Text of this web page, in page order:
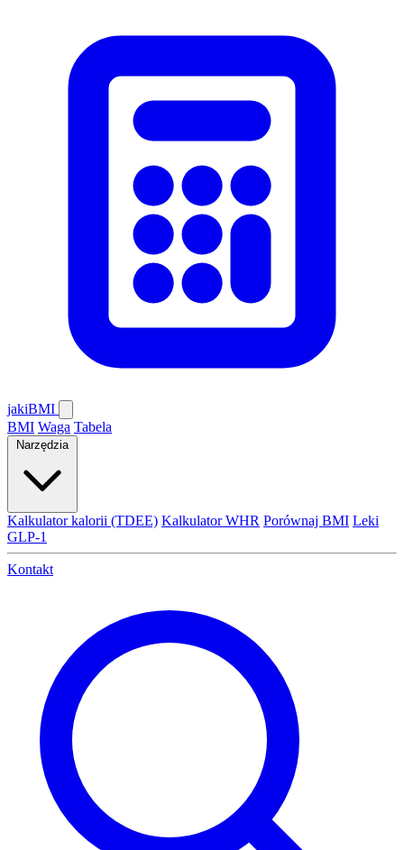
jakiBMI
BMI Waga Tabela
Narzędzia
Kalkulator kalorii (TDEE) Kalkulator WHR Porównaj BMI Leki
GLP-1
Kontakt